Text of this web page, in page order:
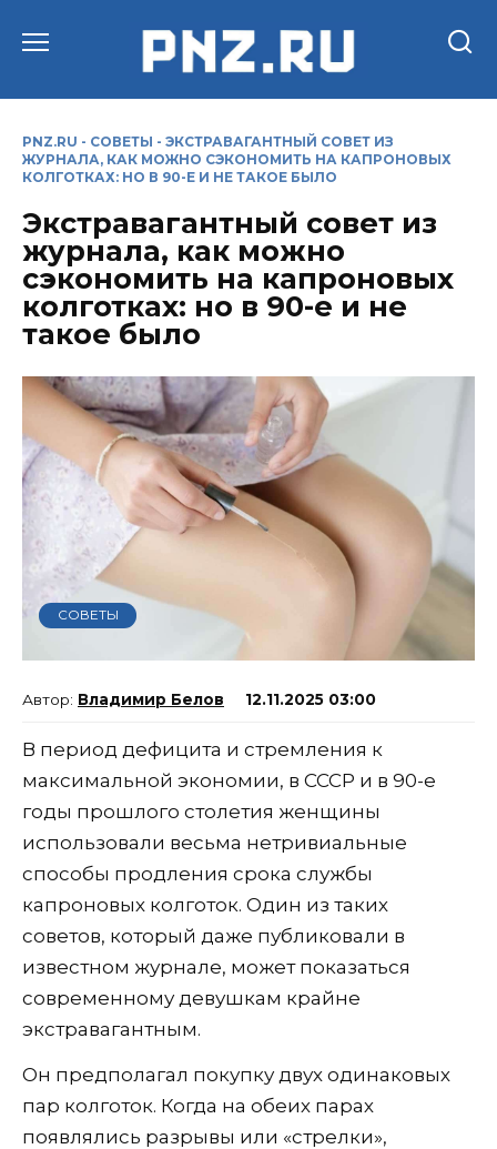
PNZ.RU - СОВЕТЫ - ЭКСТРАВАГАНТНЫЙ СОВЕТ ИЗ
ЖУРНАЛА, КАК МОЖНО СЭКОНОМИТЬ НА КАПРОНОВЫХ
КОЛГОТКАХ: НО В 90-Е И НЕ ТАКОЕ БЫЛО
Экстравагантный совет из
журнала, как можно
сэкономить на капроновых
колготках: но в 90-е и не
такое было
СОВЕТЫ
Владимир Белов 12.11.2025 03:00
В период дефицита и стремления к
максимальной экономии, в СССР и в 90-е
годы прошлого столетия женщины
использовали весьма нетривиальные
способы продления срока службы
капроновых колготок. Один из таких
советов, который даже публиковали в
известном журнале, может показаться
современному девушкам крайне
экстравагантным.
Он предполагал покупку двух одинаковых
пар колготок. Когда на обеих парах
появлялись разрывы или «стрелки»,